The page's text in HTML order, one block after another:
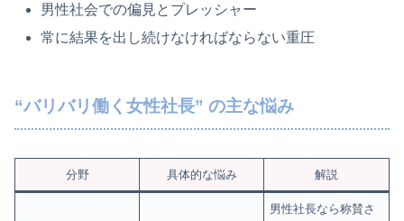
男性社会での偏見とプレッシャー
常に結果を出し続けなければならない重圧
“バリバリ働く女性社長” の主な悩み
分野 具体的な悩み 解説
男性社長なら称賛さ